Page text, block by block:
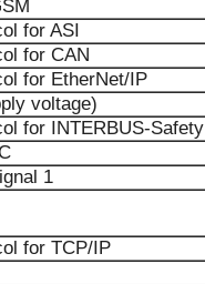
for ASI
for CAN
for EtherNet/IP
voltage)
for INTERBUS-Safety
1
for TCP/IP